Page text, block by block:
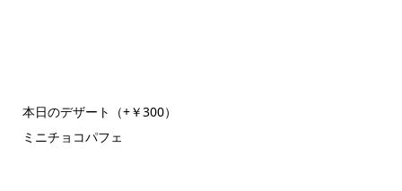
本日のデザート（+￥300）
ミニチョコパフェ